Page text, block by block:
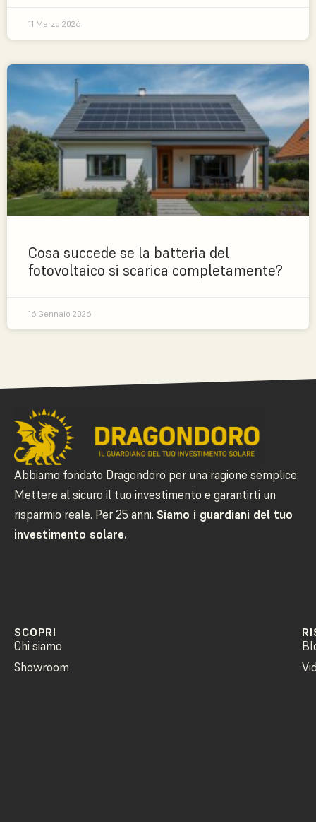
11 Marzo 2026
Cosa succede se la batteria del
fotovoltaico si scarica completamente?
16 Gennaio 2026
Abbiamo fondato Dragondoro per una ragione semplice:
Mettere al sicuro il tuo investimento e garantirti un
risparmio reale. Per 25 anni. Siamo i guardiani del tuo
investimento solare.
SCOPRI
Chi siamo
Showroom